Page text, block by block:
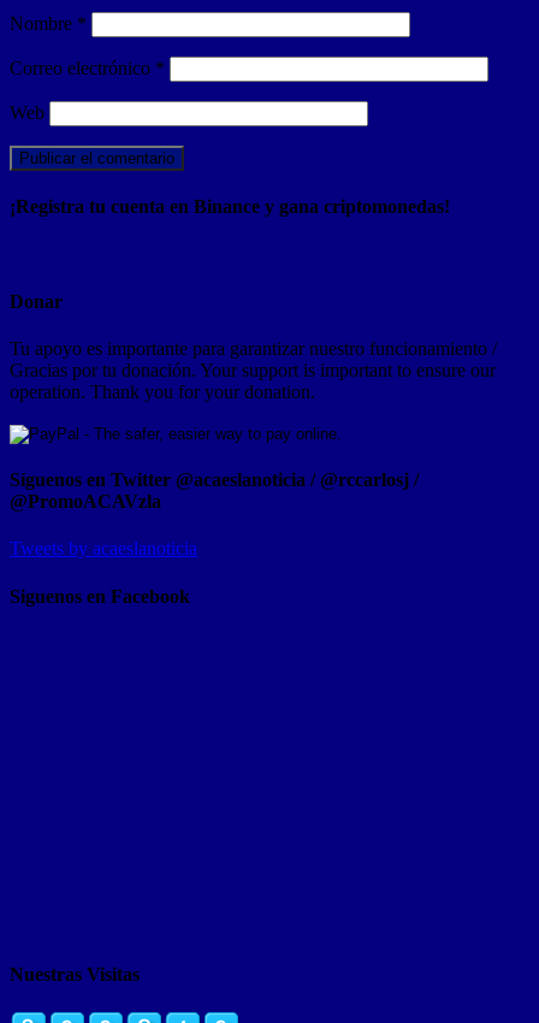
Nombre *
Correo electrónico *
Web
¡Registra tu cuenta en Binance y gana criptomonedas!
Donar
Tu apoyo es importante para garantizar nuestro funcionamiento /
Gracias por tu donación. Your support is important to ensure our
operation. Thank you for your donation.
Síguenos en Twitter @acaeslanoticia / @rccarlosj /
@PromoACAVzla
Tweets by acaeslanoticia
Siguenos en Facebook
Nuestras Visitas